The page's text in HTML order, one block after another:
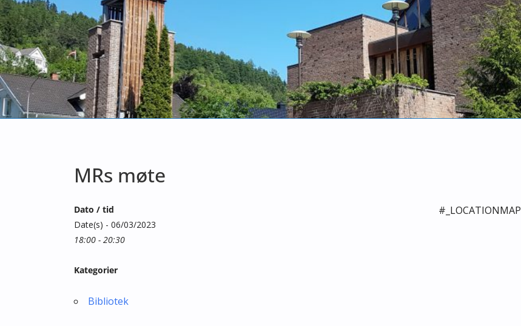
MRs møte
#_LOCATIONMAP
Dato / tid
Date(s) - 06/03/2023
18:00 - 20:30
Kategorier
Bibliotek